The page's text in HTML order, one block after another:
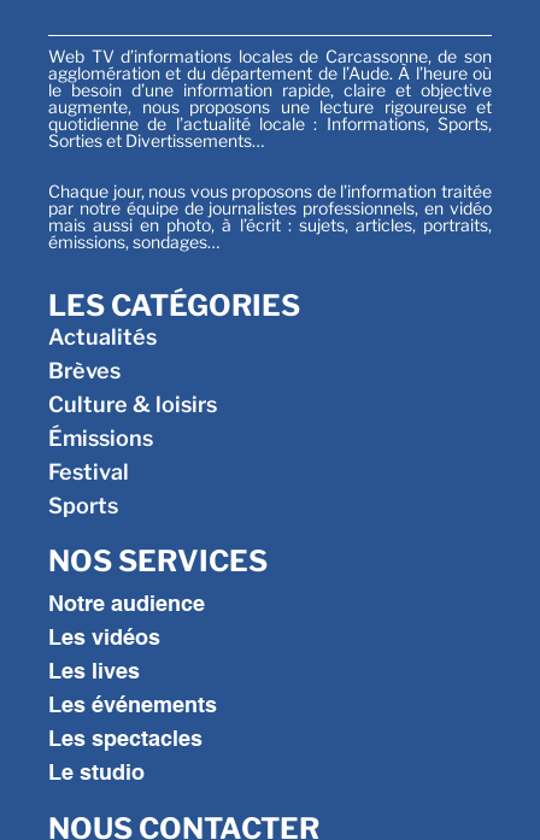
Web TV d’informations locales de Carcassonne, de son
agglomération et du département de l’Aude. À l’heure où
le besoin d’une information rapide, claire et objective
augmente, nous proposons une lecture rigoureuse et
quotidienne de l’actualité locale : Informations, Sports,
Sorties et Divertissements…
Chaque jour, nous vous proposons de l’information traitée
par notre équipe de journalistes professionnels, en vidéo
mais aussi en photo, à l’écrit : sujets, articles, portraits,
émissions, sondages…
LES CATÉGORIES
Actualités
Brèves
Culture & loisirs
Émissions
Festival
Sports
NOS SERVICES
Notre audience
Les vidéos
Les lives
Les événements
Les spectacles
Le studio
NOUS CONTACTER